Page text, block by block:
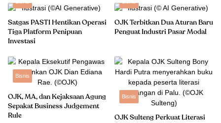
Satgas PASTI Hentikan Operasi
Tiga Platform Penipuan
Investasi
OJK Terbitkan Dua Aturan Baru
Penguat Industri Pasar Modal
Bisnis
OJK, MA, dan Kejaksaan Agung
Sepakat Business Judgement
Rule
Bisnis
OJK Sulteng Perkuat Literasi